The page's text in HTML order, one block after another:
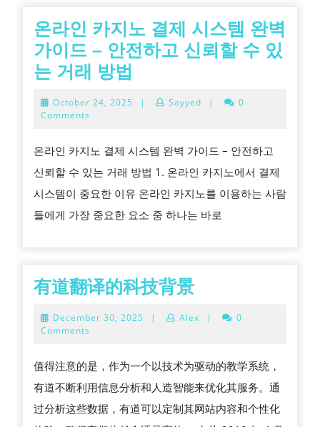
온라인 카지노 결제 시스템 완벽
가이드 – 안전하고 신뢰할 수 있
는 거래 방법
인
지
노
결
제
템
벽
이
드
–
October 24, 2025 October
| Sayyed |
0
Comments
온라인 카지노 결제 시스템 완벽 가이드 – 안전하고
신뢰할 수 있는 거래 방법 1. 온라인 카지노에서 결제
시스템이 중요한 이유 온라인 카지노를 이용하는 사람
들에게 가장 중요한 요소 중 하나는 바로
有道翻译的科技背景有
翻
的
科
技
December 30, 2025 December
| Alex |
0
Comments
值得注意的是，作为一个以技术为驱动的教学系统，
有道不断利用信息分析和人造智能来优化其服务。通
过分析这些数据，有道可以定制其网站内容和个性化